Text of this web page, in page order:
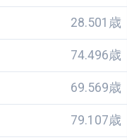
28.501歳
74.496歳
69.569歳
79.107歳